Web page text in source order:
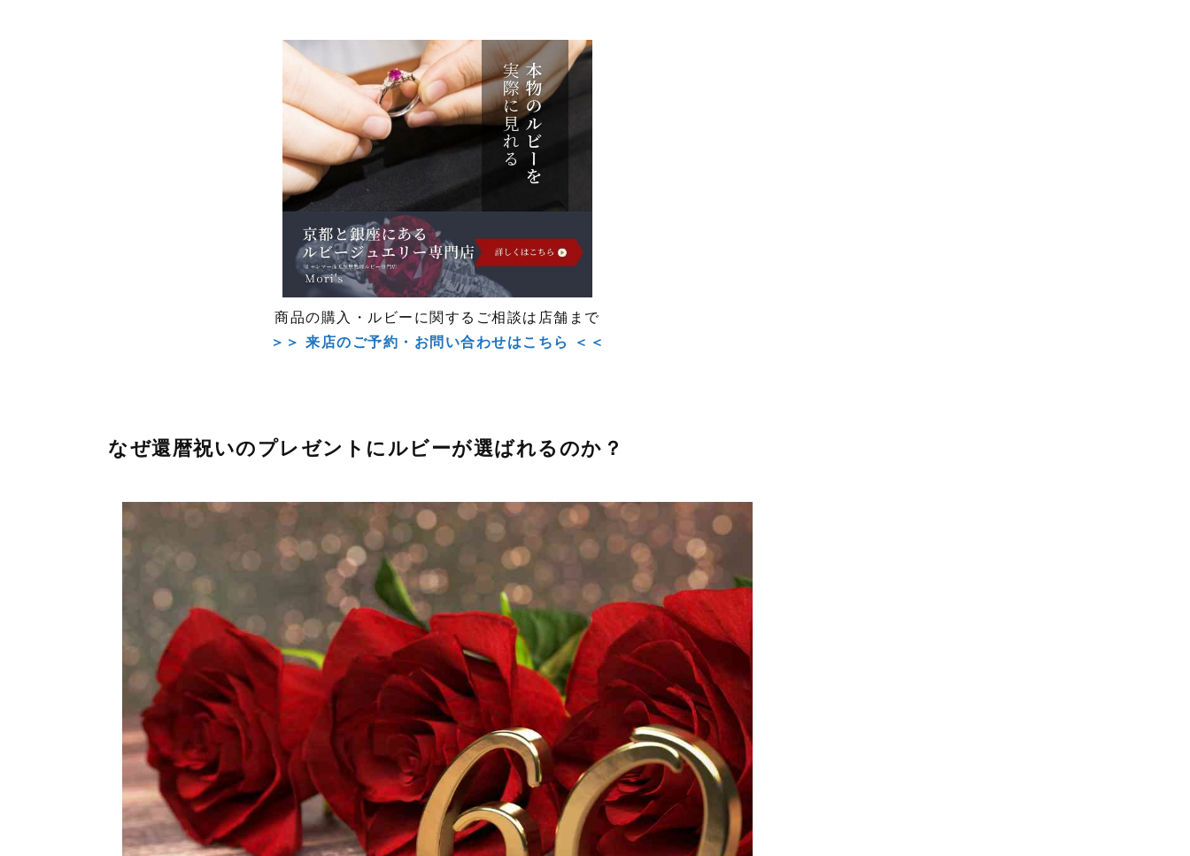
商品の購入・ルビーに関するご相談は店舗まで
＞＞ 来店のご予約・お問い合わせはこちら ＜＜
なぜ還暦祝いのプレゼントにルビーが選ばれるのか？